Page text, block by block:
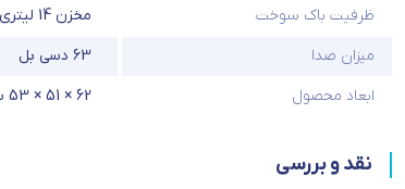
ظرفیت باک سوخت
مخزن 14 لیتری بنزین
میزان صدا
63 دسی بل
ابعاد محصول
62 × 51 × 53 سانتی‌متر
نقد و بررسی